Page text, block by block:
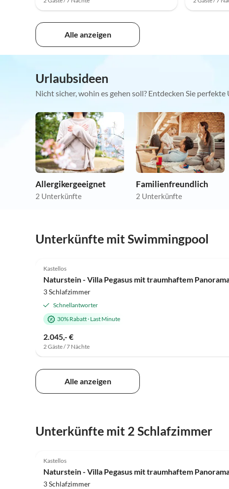
Alle anzeigen
Urlaubsideen
Nicht sicher, wohin es gehen soll? Entdecken Sie
Allergikergeeignet
2 Unterkünfte
Familienfreundlich
2 Unterkünfte
Unterkünfte mit Swimmingpool
Kastellos
Naturstein - Villa Pegasus mit traumhaftem
3 Schlafzimmer
Schnellantworter
30% Rabatt· Last Minute
2.045,- €
2 Gäste / 7 Nächte
Alle anzeigen
Unterkünfte mit 2 Schlafzimmer
Kastellos
Naturstein - Villa Pegasus mit traumhaftem
3 Schlafzimmer